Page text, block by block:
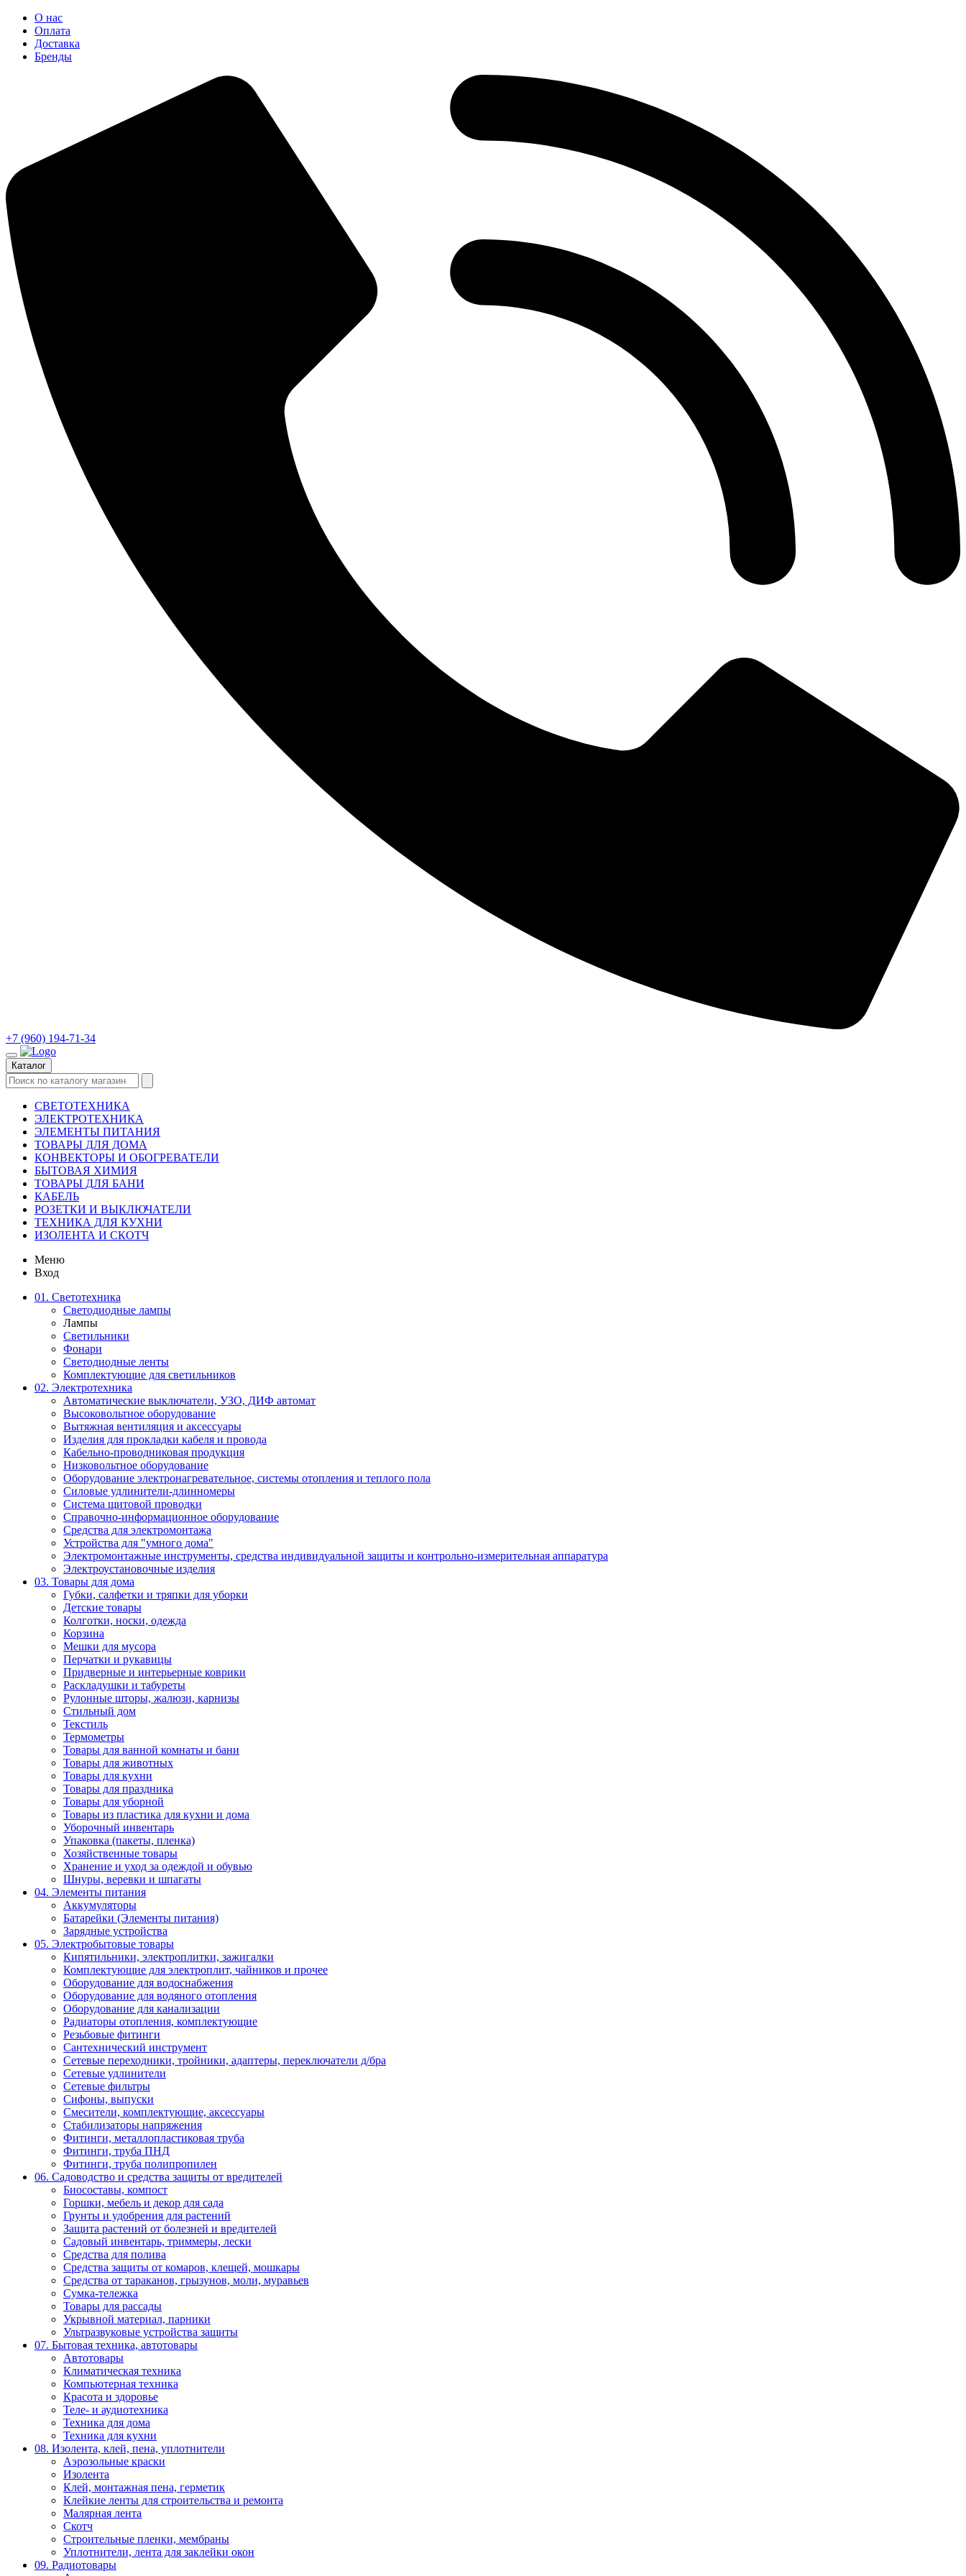
О нас
Оплата
Доставка
Бренды
+7 (960) 194-71-34
Каталог
СВЕТОТЕХНИКА
ЭЛЕКТРОТЕХНИКА
ЭЛЕМЕНТЫ ПИТАНИЯ
ТОВАРЫ ДЛЯ ДОМА
КОНВЕКТОРЫ И ОБОГРЕВАТЕЛИ
БЫТОВАЯ ХИМИЯ
ТОВАРЫ ДЛЯ БАНИ
КАБЕЛЬ
РОЗЕТКИ И ВЫКЛЮЧАТЕЛИ
ТЕХНИКА ДЛЯ КУХНИ
ИЗОЛЕНТА И СКОТЧ
Меню
Вход
01. Светотехника
Светодиодные лампы
Лампы
Светильники
Фонари
Светодиодные ленты
Комплектующие для светильников
02. Электротехника
Автоматические выключатели, УЗО, ДИФ автомат
Высоковольтное оборудование
Вытяжная вентиляция и аксессуары
Изделия для прокладки кабеля и провода
Кабельно-проводниковая продукция
Низковольтное оборудование
Оборудование электронагревательное, системы отопления и теплого пола
Силовые удлинители-длинномеры
Система щитовой проводки
Справочно-информационное оборудование
Средства для электромонтажа
Устройства для "умного дома"
Электромонтажные инструменты, средства индивидуальной защиты и контрольно-измерительная аппаратура
Электроустановочные изделия
03. Товары для дома
Губки, салфетки и тряпки для уборки
Детские товары
Колготки, носки, одежда
Корзина
Мешки для мусора
Перчатки и рукавицы
Придверные и интерьерные коврики
Раскладушки и табуреты
Рулонные шторы, жалюзи, карнизы
Стильный дом
Текстиль
Термометры
Товары для ванной комнаты и бани
Товары для животных
Товары для кухни
Товары для праздника
Товары для уборной
Товары из пластика для кухни и дома
Уборочный инвентарь
Упаковка (пакеты, пленка)
Хозяйственные товары
Хранение и уход за одеждой и обувью
Шнуры, веревки и шпагаты
04. Элементы питания
Аккумуляторы
Батарейки (Элементы питания)
Зарядные устройства
05. Электробытовые товары
Кипятильники, электроплитки, зажигалки
Комплектующие для электроплит, чайников и прочее
Оборудование для водоснабжения
Оборудование для водяного отопления
Оборудование для канализации
Радиаторы отопления, комплектующие
Резьбовые фитинги
Сантехнический инструмент
Сетевые переходники, тройники, адаптеры, переключатели д/бра
Сетевые удлинители
Сетевые фильтры
Сифоны, выпуски
Смесители, комплектующие, аксессуары
Стабилизаторы напряжения
Фитинги, металлопластиковая труба
Фитинги, труба ПНД
Фитинги, труба полипропилен
06. Садоводство и средства защиты от вредителей
Биосоставы, компост
Горшки, мебель и декор для сада
Грунты и удобрения для растений
Защита растений от болезней и вредителей
Садовый инвентарь, триммеры, лески
Средства для полива
Средства защиты от комаров, клещей, мошкары
Средства от тараканов, грызунов, моли, муравьев
Сумка-тележка
Товары для рассады
Укрывной материал, парники
Ультразвуковые устройства защиты
07. Бытовая техника, автотовары
Автотовары
Климатическая техника
Компьютерная техника
Красота и здоровье
Теле- и аудиотехника
Техника для дома
Техника для кухни
08. Изолента, клей, пена, уплотнители
Аэрозольные краски
Изолента
Клей, монтажная пена, герметик
Клейкие ленты для строительства и ремонта
Малярная лента
Скотч
Строительные пленки, мембраны
Уплотнители, лента для заклейки окон
09. Радиотовары